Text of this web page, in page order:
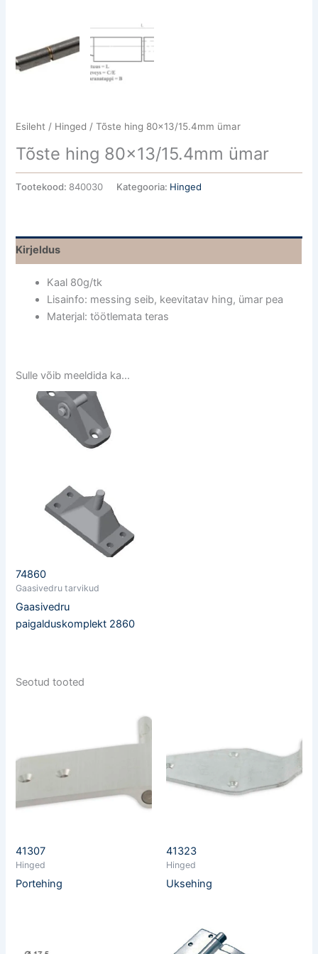
Esileht / Hinged / Tõste hing 80×13/15.4mm ümar
Tõste hing 80×13/15.4mm ümar
Tootekood: 840030 Kategooria: Hinged
Kirjeldus
Kaal 80g/tk
Lisainfo: messing seib, keevitatav hing, ümar pea
Materjal: töötlemata teras
Sulle võib meeldida ka…
74860
Gaasivedru tarvikud
Gaasivedru
paigalduskomplekt 2860
Seotud tooted
41307
Hinged
Portehing
41323
Hinged
Uksehing